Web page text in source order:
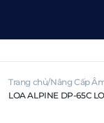
Trang chủ Nâng Cấp
LOA ALPINE DP-65C